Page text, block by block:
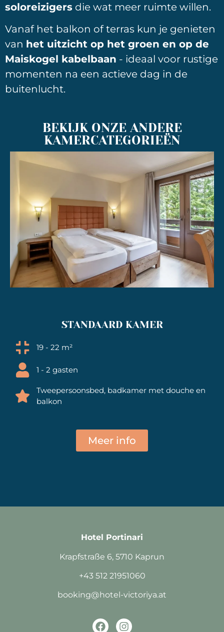
soloreizigers die wat meer ruimte willen.
Vanaf het balkon of terras kun je genieten
van het uitzicht op het groen en op de
Maiskogel kabelbaan - ideaal voor rustige
momenten na een actieve dag in de
buitenlucht.
BEKIJK ONZE ANDERE
KAMERCATEGORIEËN
STANDAARD KAMER
19 - 22 m²
1 - 2 gasten
Tweepersoonsbed, badkamer met douche en
balkon
Meer info
Hotel Portinari
Krapfstraße 6, 5710 Kaprun
+43 512 21951060
booking@hotel-victoriya.at